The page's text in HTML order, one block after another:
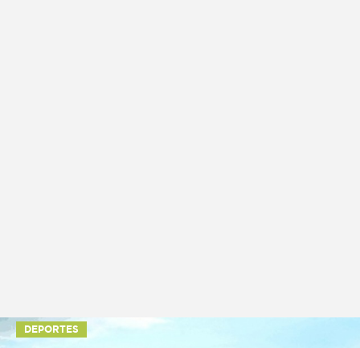
DEPORTES